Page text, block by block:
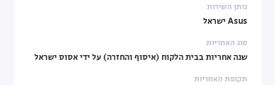
נותן השירות
Asus ישראל
סוג האחריות
שנה אחריות בבית הלקוח (איסוף והחזרה) על ידי אסוס ישראל
תקופת האחריות